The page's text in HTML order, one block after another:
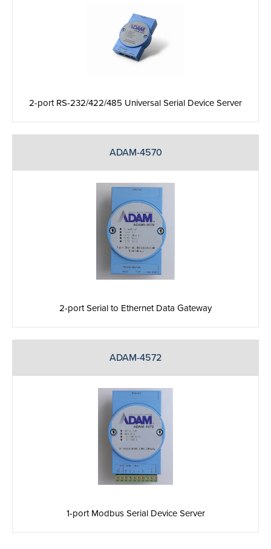
2-port RS-232/422/485 Universal Serial Device Server
ADAM-4570
2-port Serial to Ethernet Data Gateway
ADAM-4572
1-port Modbus Serial Device Server